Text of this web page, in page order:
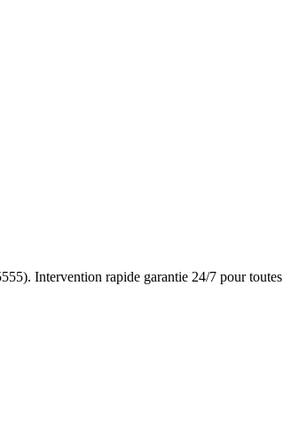
Intervention rapide garantie 24/7 pour toutes